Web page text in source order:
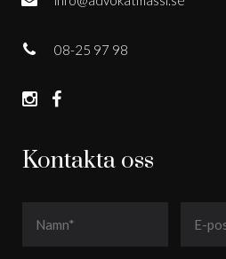
Kontakta oss
08-25 97 98